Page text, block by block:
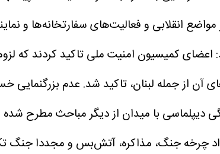
اعضای کمیسیون امنیت ملی تاکید کردند که
آن از جمله لبنان، تاکید شد. عدم
دیپلماسی با میدان از دیگر مباحث مطرح شده
چرخه جنگ، مذاکره، آتش‌بس و مجددا جنگ